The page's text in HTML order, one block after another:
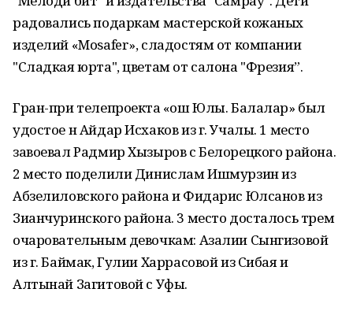
радовались подаркам мастерской кожаных
изделий «Mosafer», сладостям от компании
"Сладкая юрта", цветам от салона "Фрезия”.
Гран-при телепроекта «Ҡош Юлы. Балалар» был
удостое н Айдар Исхаков из г. Учалы. 1 место
завоевал Радмир Хызыров с Белорецкого района.
2 место поделили Динислам Ишмурзин из
Абзелиловского района и Фидарис Юлсанов из
Зианчуринского района. 3 место досталось трем
очаровательным девочкам: Азалии Сынгизовой
из г. Баймак, Гулии Харрасовой из Сибая и
Алтынай Загитовой с Уфы.